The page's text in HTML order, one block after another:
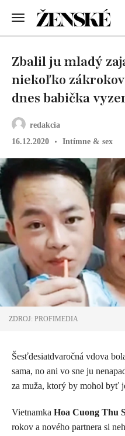
redakcia
16.12.2020
Intímne & sex
Zbalil ju mladý
niekoľko
dnes babička
ZDROJ: PROFIMEDIA
Šesťdesiatdvaročná vdova
sama, no ani vo sne ju
za muža, ktorý by mohol byť
Vietnamka Hoa Cuong Thu
rokov a nového partnera si